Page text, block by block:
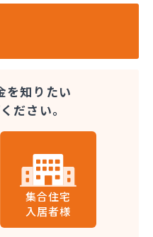
を知りたい
ださい。
集合住宅
入居者様